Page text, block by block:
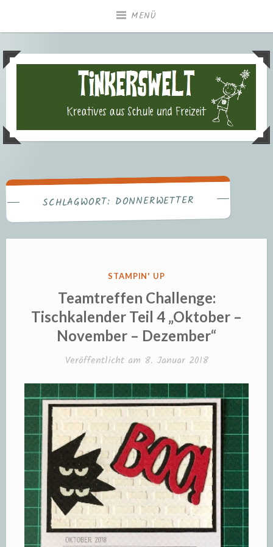
MENÜ
Tinkerswelt – Kreatives aus
Freizeit und Schule
SCHLAGWORT: DONNERWETTER
VERÖFFENTLICHT
STAMPIN' UP
Teamtreffen Challenge:
Tischkalender Teil 4 „Oktober –
November – Dezember“
Veröffentlicht am 8. Januar 2018